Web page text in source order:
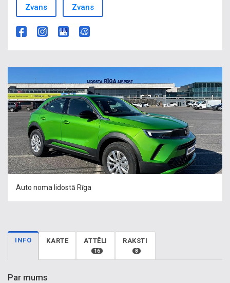
Zvans Zvans
Auto noma lidostā Rīga
INFO KARTE ATTĒLI
16
RAKSTI
8
Par mums